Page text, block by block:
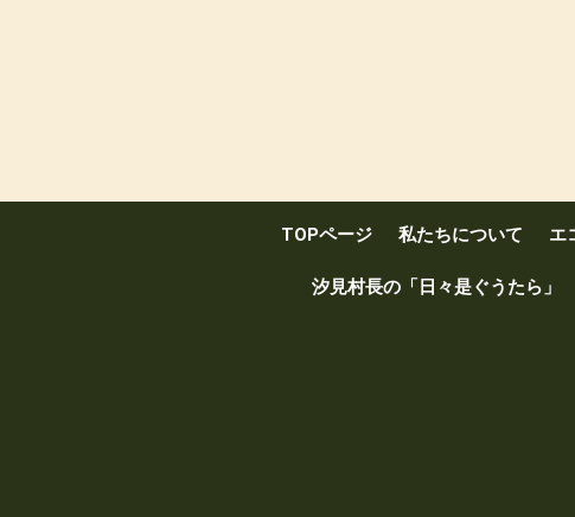
TOPページ 私たちについて エ
汐見村長の「日々是ぐうたら」